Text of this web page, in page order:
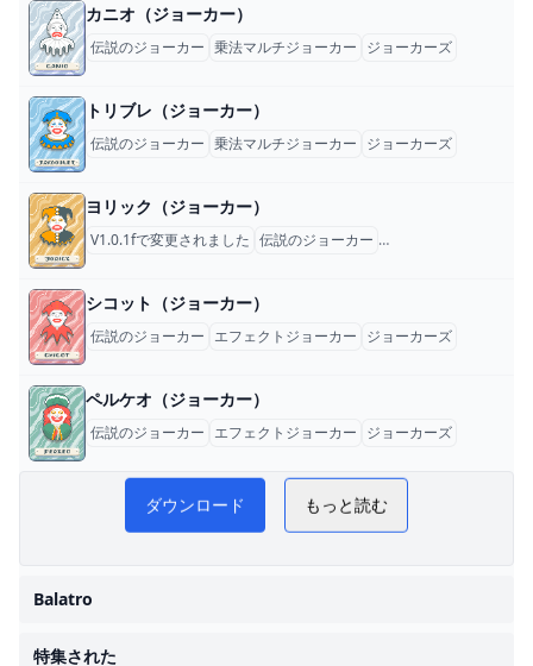
カニオ（ジョーカー）
伝説のジョーカー 乗法マルチジョーカー ジョーカーズ
トリブレ（ジョーカー）
伝説のジョーカー 乗法マルチジョーカー ジョーカーズ
ヨリック（ジョーカー）
V1.0.1fで変更されました 伝説のジョーカー 乗法マルチジョーカー
シコット（ジョーカー）
伝説のジョーカー エフェクトジョーカー ジョーカーズ
ペルケオ（ジョーカー）
伝説のジョーカー エフェクトジョーカー ジョーカーズ
Balatro 日本語攻略 WiKi
ダウンロード もっと読む
Balatro
特集された